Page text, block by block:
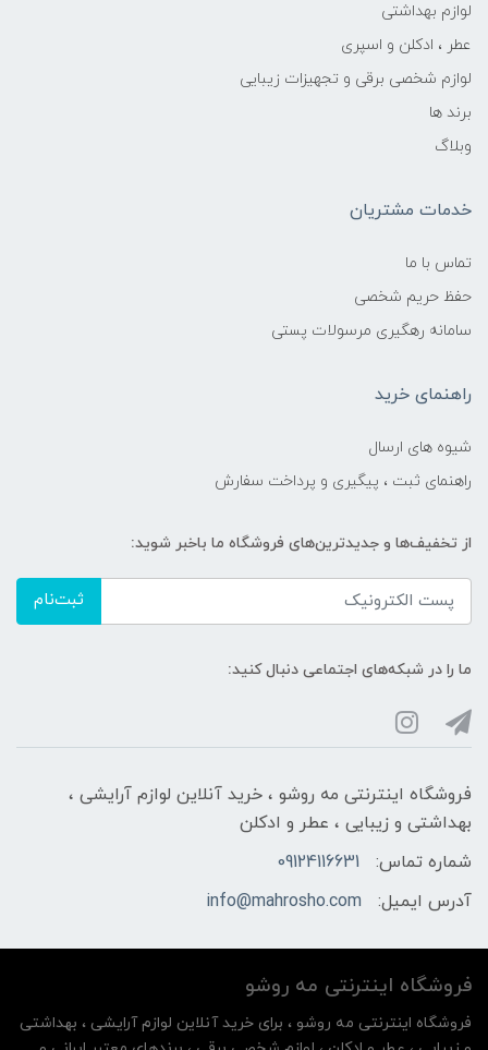
لوازم بهداشتی
عطر ، ادکلن و اسپری
لوازم شخصی برقی و تجهیزات زیبایی
برند ها
وبلاگ
خدمات مشتریان
تماس با ما
حفظ حریم شخصی
سامانه رهگیری مرسولات پستی
راهنمای خرید
شیوه های ارسال
راهنمای ثبت ، پیگیری و پرداخت سفارش
از تخفیف‌ها و جدیدترین‌های فروشگاه ما باخبر شوید:
ثبت‌نام
ما را در شبکه‌های اجتماعی دنبال کنید:
فروشگاه اینترنتی مه‌ رو‌شو ، خرید آنلاین لوازم آرایشی ،
بهداشتی و زیبایی ، عطر و ادکلن
شماره تماس:
09124116631
آدرس ایمیل:
info@mahrosho.com
فروشگاه اینترنتی مه‌ رو‌شو
فروشگاه اینترنتی مه‌ رو‌شو ، برای خرید آنلاین لوازم آرایشی ، بهداشتی